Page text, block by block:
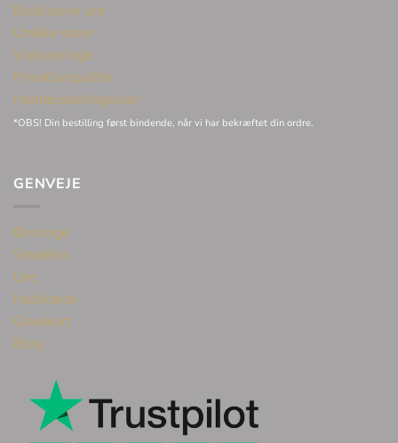
Eksklusive ure
Unikke varer
Vielsesringe
Privatlivspolitik
Handelsbetingelser
*OBS! Din bestilling først bindende, når vi har bekræftet din ordre.
GENVEJE
Øreringe
Smykker
Ure
Halskæde
Gavekort
Blog